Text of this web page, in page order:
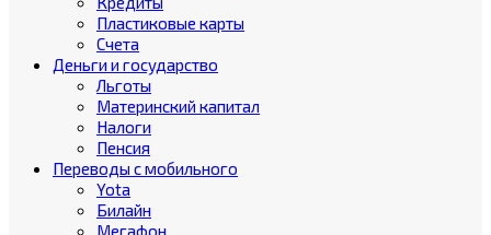
Пластиковые карты
Счета
Деньги и государство
Льготы
Материнский капитал
Налоги
Пенсия
Переводы с мобильного
Yota
Билайн
Мегафон